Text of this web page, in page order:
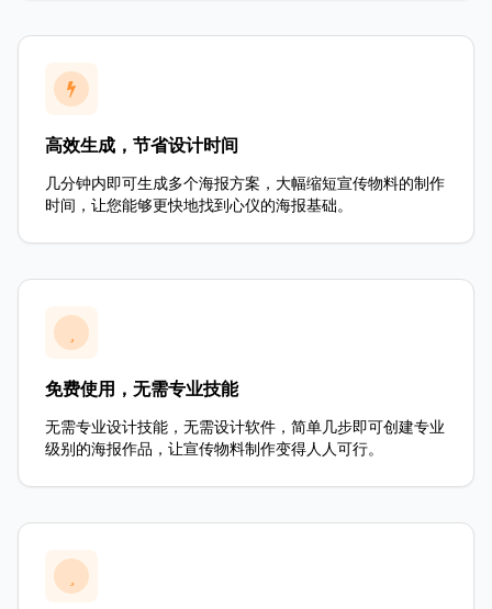
高效生成，节省设计时间
几分钟内即可生成多个海报方案，大幅缩短宣传物料的制作
时间，让您能够更快地找到心仪的海报基础。
免费使用，无需专业技能
无需专业设计技能，无需设计软件，简单几步即可创建专业
级别的海报作品，让宣传物料制作变得人人可行。